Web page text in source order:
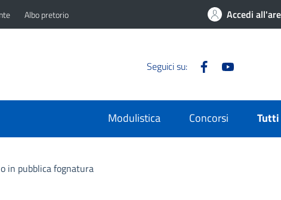
Albo pretorio Accedi
Seguici su: Facebook
Modulistica Concorsi
in pubblica fognatura